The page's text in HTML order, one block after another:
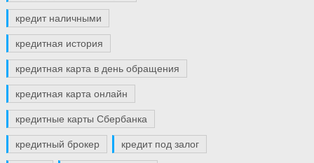
кредит наличными
кредитная история
кредитная карта в день обращения
кредитная карта онлайн
кредитные карты Сбербанка
кредитный брокер кредит под залог